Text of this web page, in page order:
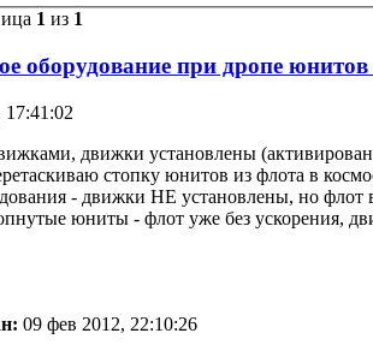
1 из 1
оборудование при дропе юнитов
17:41:02
движки установлены
стопку юнитов из флота в
- движки НЕ установлены, но флот
юниты - флот уже без ускорения,
09 фев 2012, 22:10:26